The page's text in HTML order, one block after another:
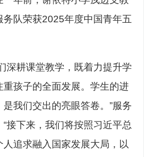
务队荣获2025年度中国青年五
深耕课堂教学，既着力提升学
重孩子的全面发展。学生的进
我们交出的亮眼答卷。”服务
接下来，我们将按照习近平总
追求融入国家发展大局，以